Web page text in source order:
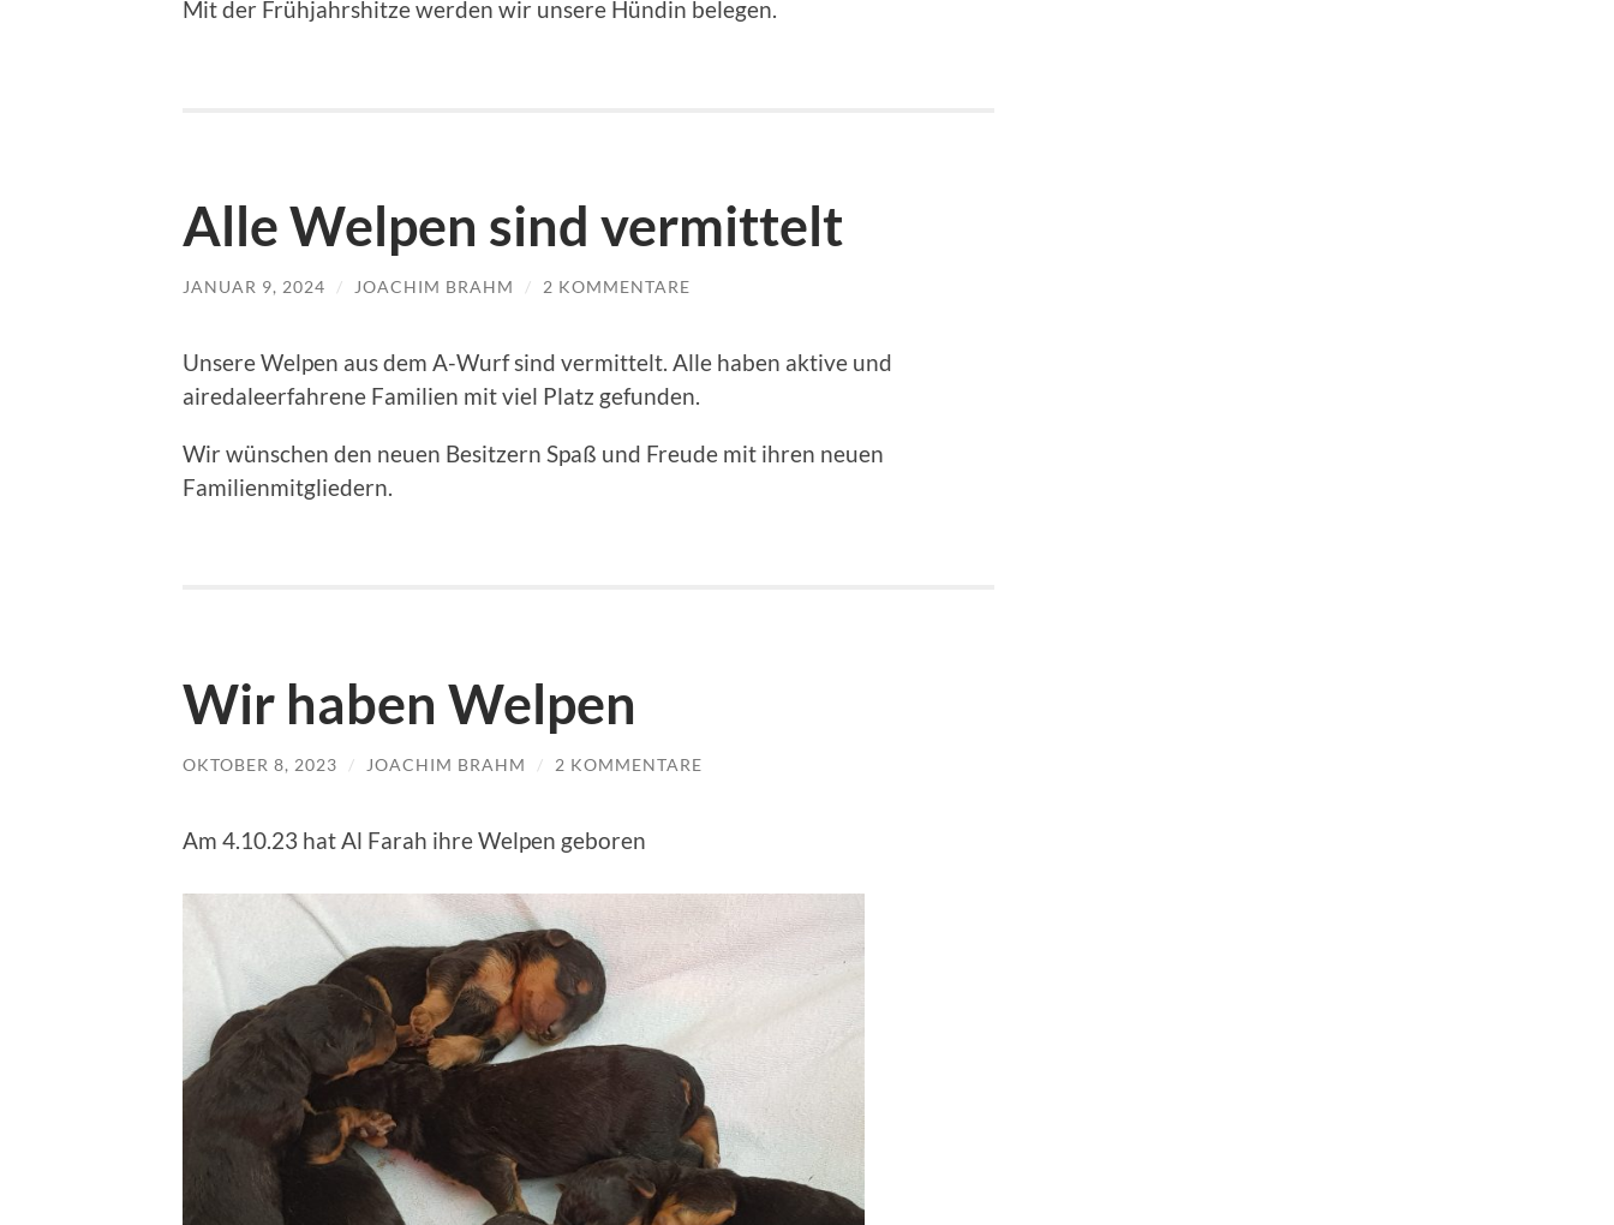
Mit der Frühjahrshitze werden wir unsere Hündin belegen.
Alle Welpen sind vermittelt
JANUAR 9, 2024 / JOACHIM BRAHM / 2 KOMMENTARE
Unsere Welpen aus dem A-Wurf sind vermittelt. Alle haben aktive und
airedaleerfahrene Familien mit viel Platz gefunden.
Wir wünschen den neuen Besitzern Spaß und Freude mit ihren neuen
Familienmitgliedern.
Wir haben Welpen
OKTOBER 8, 2023 / JOACHIM BRAHM / 2 KOMMENTARE
Am 4.10.23 hat Al Farah ihre Welpen geboren